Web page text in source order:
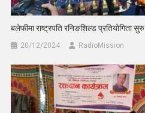
बलेफीमा राष्ट्रपति रनिङशिल्ड प्रतियोगिता सुरु
20/12/2024 RadioMission